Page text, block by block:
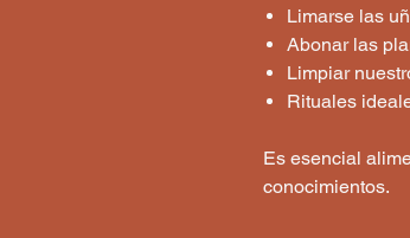
Limarse las
Abonar las
Limpiar
Rituales
Es esencial
conocimientos.